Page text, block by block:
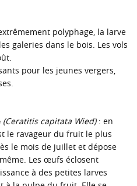
polyphage, la larve
galeries dans le bois. Les vols
pour les jeunes vergers,
(Ceratitis capitata Wied): en
le ravageur du fruit le plus
le mois de juillet et dépose
Les œufs éclosent
à des petites larves